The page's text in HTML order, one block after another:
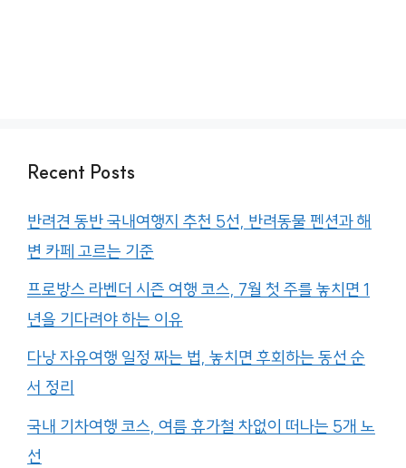
Recent Posts
반려견 동반 국내여행지 추천 5선, 반려동물 펜션과 해
변 카페 고르는 기준
프로방스 라벤더 시즌 여행 코스, 7월 첫 주를 놓치면 1
년을 기다려야 하는 이유
다낭 자유여행 일정 짜는 법, 놓치면 후회하는 동선 순
서 정리
국내 기차여행 코스, 여름 휴가철 차없이 떠나는 5개 노
선